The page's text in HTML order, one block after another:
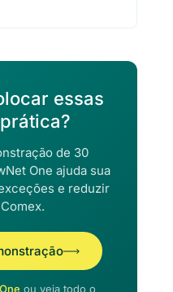
essas
de 30
One ajuda sua
e reduzir
ou veja todo o